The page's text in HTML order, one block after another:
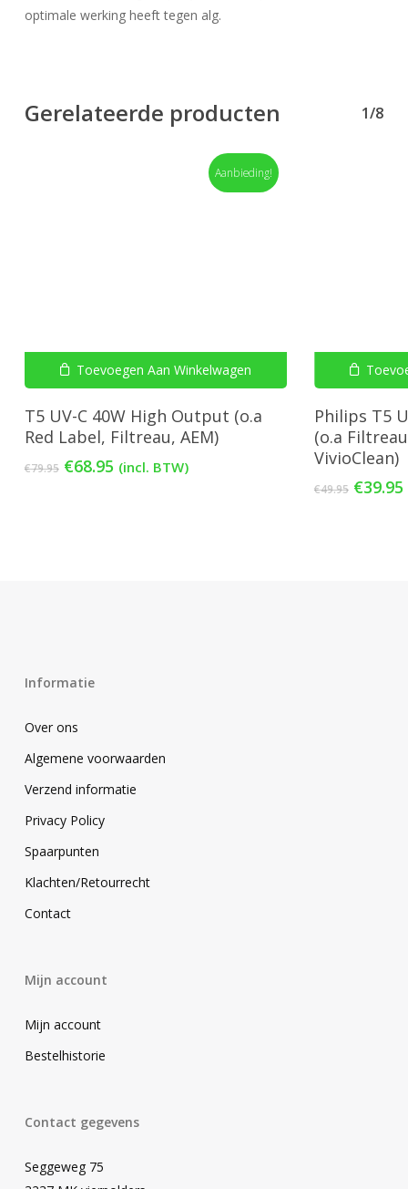
optimale werking heeft tegen alg.
Gerelateerde producten 1/8
Aanbieding!
Toevoegen Aan Winkelwagen
T5 UV-C 40W High Output (o.a
Red Label, Filtreau, AEM)
€79.95 Oorspronkelijke
€68.95Huidige
(incl. BTW)
Philips T5
(o.a
VivioClean)
€49.95 €39.95
Informatie
Over ons
Algemene voorwaarden
Verzend informatie
Privacy Policy
Spaarpunten
Klachten/Retourrecht
Contact
Mijn account
Mijn account
Bestelhistorie
Contact gegevens
Seggeweg 75